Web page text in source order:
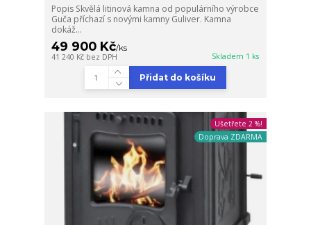
Popis Skvělá litinová kamna od populárního výrobce
Guča příchazí s novými kamny Guliver. Kamna
dokáž...
49 900 Kč/ks
41 240 Kč bez DPH Skladem 1 ks
Přidat do košíku
Ušetřete 2 %!
Doprava ZDARMA